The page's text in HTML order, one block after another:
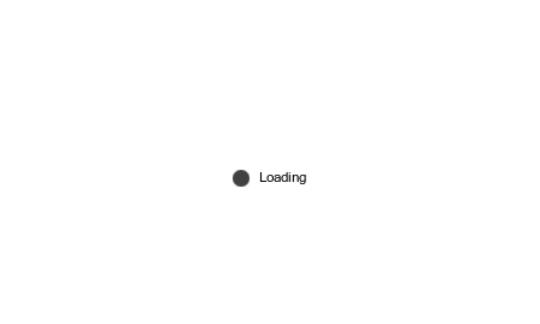
വെടിക്കെട്ടപകടം: 28 ശരീരഭാഗങ്ങള്‍ ഡിഎന്‍എ
ടെസ്റ്റിനയച്ചു; ഫൊറന്‍സിക് സര്‍ജന്‍